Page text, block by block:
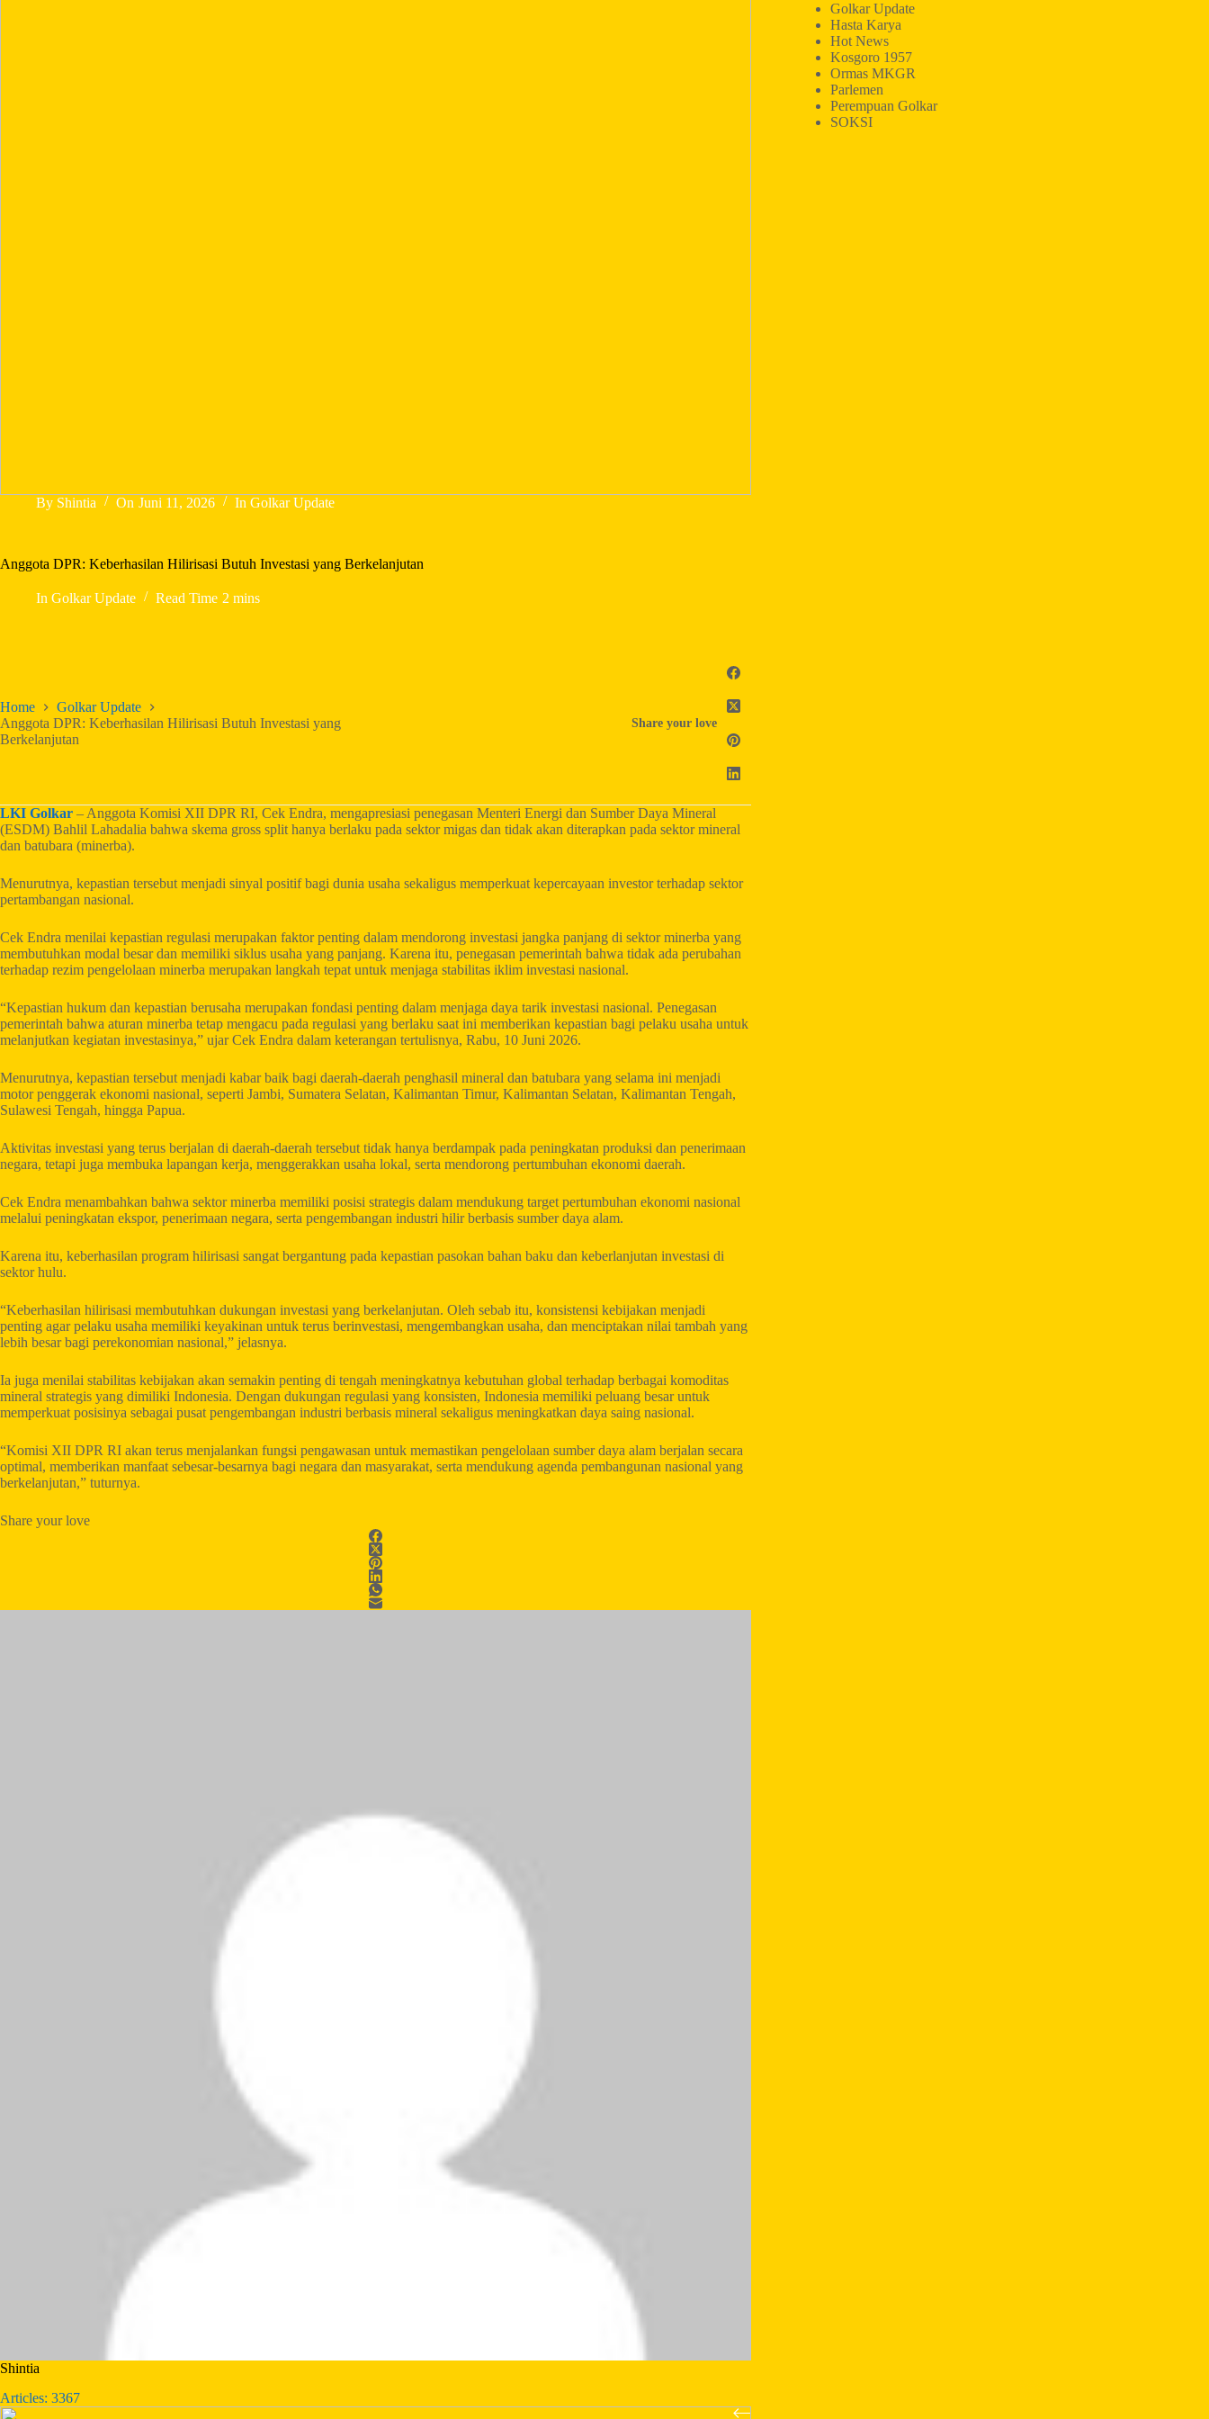
By Shintia On Juni 11, 2026 In Golkar Update
Anggota DPR: Keberhasilan Hilirisasi Butuh Investasi yang Berkelanjutan
In Golkar Update Read Time 2 mins
Home
Golkar Update
Anggota DPR: Keberhasilan Hilirisasi Butuh Investasi yang
Berkelanjutan
Share your love
LKI Golkar – Anggota Komisi XII DPR RI, Cek Endra, mengapresiasi penegasan Menteri Energi dan Sumber Daya Mineral
(ESDM) Bahlil Lahadalia bahwa skema gross split hanya berlaku pada sektor migas dan tidak akan diterapkan pada sektor mineral
dan batubara (minerba).
Menurutnya, kepastian tersebut menjadi sinyal positif bagi dunia usaha sekaligus memperkuat kepercayaan investor terhadap sektor
pertambangan nasional.
Cek Endra menilai kepastian regulasi merupakan faktor penting dalam mendorong investasi jangka panjang di sektor minerba yang
membutuhkan modal besar dan memiliki siklus usaha yang panjang. Karena itu, penegasan pemerintah bahwa tidak ada perubahan
terhadap rezim pengelolaan minerba merupakan langkah tepat untuk menjaga stabilitas iklim investasi nasional.
“Kepastian hukum dan kepastian berusaha merupakan fondasi penting dalam menjaga daya tarik investasi nasional. Penegasan
pemerintah bahwa aturan minerba tetap mengacu pada regulasi yang berlaku saat ini memberikan kepastian bagi pelaku usaha untuk
melanjutkan kegiatan investasinya,” ujar Cek Endra dalam keterangan tertulisnya, Rabu, 10 Juni 2026.
Menurutnya, kepastian tersebut menjadi kabar baik bagi daerah-daerah penghasil mineral dan batubara yang selama ini menjadi
motor penggerak ekonomi nasional, seperti Jambi, Sumatera Selatan, Kalimantan Timur, Kalimantan Selatan, Kalimantan Tengah,
Sulawesi Tengah, hingga Papua.
Aktivitas investasi yang terus berjalan di daerah-daerah tersebut tidak hanya berdampak pada peningkatan produksi dan penerimaan
negara, tetapi juga membuka lapangan kerja, menggerakkan usaha lokal, serta mendorong pertumbuhan ekonomi daerah.
Cek Endra menambahkan bahwa sektor minerba memiliki posisi strategis dalam mendukung target pertumbuhan ekonomi nasional
melalui peningkatan ekspor, penerimaan negara, serta pengembangan industri hilir berbasis sumber daya alam.
Karena itu, keberhasilan program hilirisasi sangat bergantung pada kepastian pasokan bahan baku dan keberlanjutan investasi di
sektor hulu.
“Keberhasilan hilirisasi membutuhkan dukungan investasi yang berkelanjutan. Oleh sebab itu, konsistensi kebijakan menjadi
penting agar pelaku usaha memiliki keyakinan untuk terus berinvestasi, mengembangkan usaha, dan menciptakan nilai tambah yang
lebih besar bagi perekonomian nasional,” jelasnya.
Ia juga menilai stabilitas kebijakan akan semakin penting di tengah meningkatnya kebutuhan global terhadap berbagai komoditas
mineral strategis yang dimiliki Indonesia. Dengan dukungan regulasi yang konsisten, Indonesia memiliki peluang besar untuk
memperkuat posisinya sebagai pusat pengembangan industri berbasis mineral sekaligus meningkatkan daya saing nasional.
“Komisi XII DPR RI akan terus menjalankan fungsi pengawasan untuk memastikan pengelolaan sumber daya alam berjalan secara
optimal, memberikan manfaat sebesar-besarnya bagi negara dan masyarakat, serta mendukung agenda pembangunan nasional yang
berkelanjutan,” tuturnya.
Share your love
Shintia
Articles: 3367
Golkar Update
Hasta Karya
Hot News
Kosgoro 1957
Ormas MKGR
Parlemen
Perempuan Golkar
SOKSI